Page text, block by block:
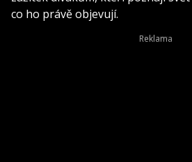
co ho právě objevují.